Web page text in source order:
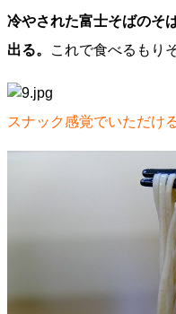
冷やされた富士そばのそ
出る。
これで食べるもり
スナック感覚でいただけ